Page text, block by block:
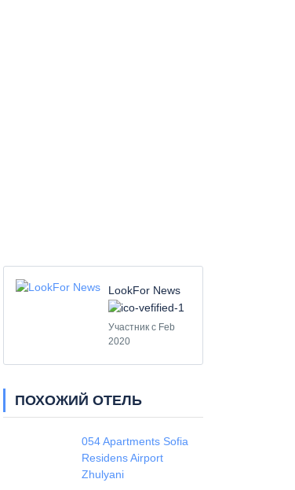
LookFor News
Участник с Feb
2020
ПОХОЖИЙ ОТЕЛЬ
054 Apartments Sofia
Residens Airport
Zhulyani